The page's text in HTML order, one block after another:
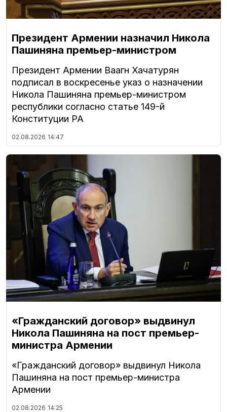
Президент Армении назначил Никола
Пашиняна премьер-министром
Президент Армении Ваагн Хачатурян
подписал в воскресенье указ о назначении
Никола Пашиняна премьер-министром
республики согласно статье 149-й
Конституции РА
02.08.2026 14:47
«Гражданский договор» выдвинул
Никола Пашиняна на пост премьер-
министра Армении
«Гражданский договор» выдвинул Никола
Пашиняна на пост премьер-министра
Армении
02.08.2026 14:25